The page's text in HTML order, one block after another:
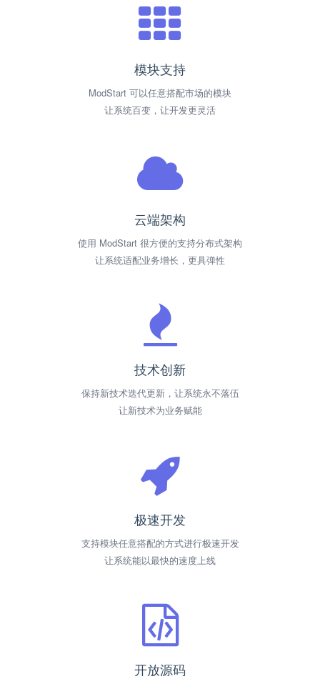
模块支持
ModStart 可以任意搭配市场的模块
让系统百变，让开发更灵活
云端架构
使用 ModStart 很方便的支持分布式架构
让系统适配业务增长，更具弹性
技术创新
保持新技术迭代更新，让系统永不落伍
让新技术为业务赋能
极速开发
支持模块任意搭配的方式进行极速开发
让系统能以最快的速度上线
开放源码